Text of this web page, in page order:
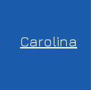
Carolina